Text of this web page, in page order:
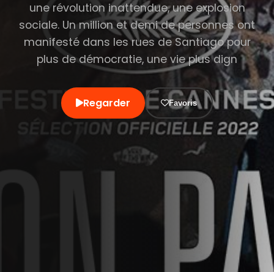
une révolution inattendue, une explosion
sociale. Un million et demi de personnes ont
manifesté dans les rues de Santiago pour
plus de démocratie, une vie plus dign
Regarder Favoris